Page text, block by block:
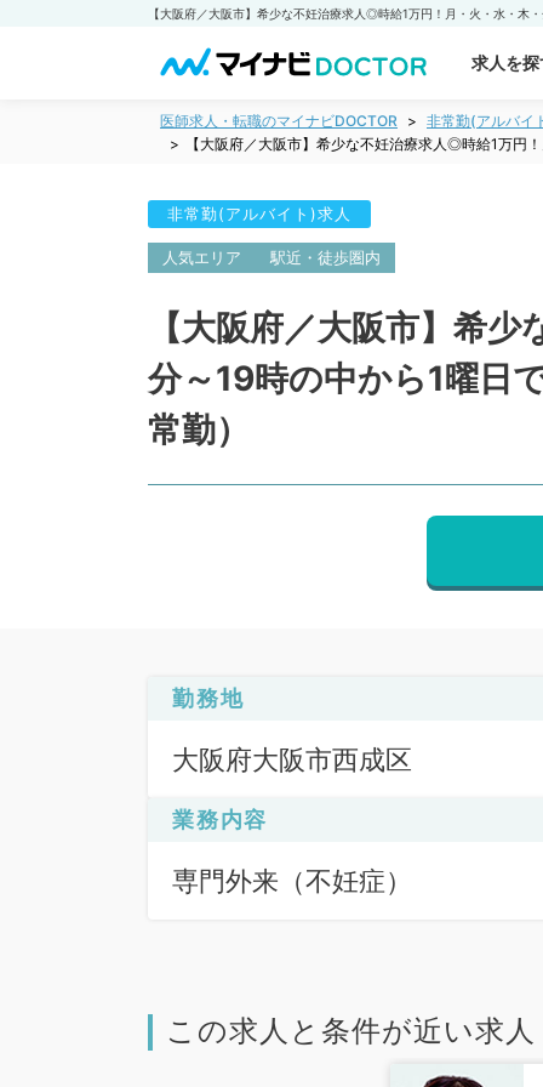
求人を探
医師求人・転職のマイナビDOCTOR
非常勤(アルバイ
【大阪府／大阪市】希少な不妊治療求人◎時給1万円
非常勤(アルバイト)求人
人気エリア 駅近・徒歩圏内
【大阪府／大阪市】希
分～19時の中から1曜日
常勤）
勤務地
大阪府大阪市西成区
業務内容
専門外来（不妊症）
この求人と条件が近い求人